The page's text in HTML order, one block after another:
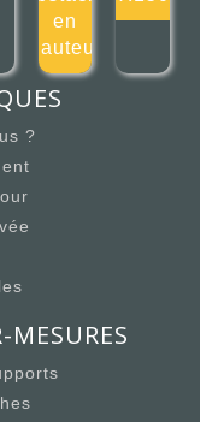
en
hauteur
?
MESURES